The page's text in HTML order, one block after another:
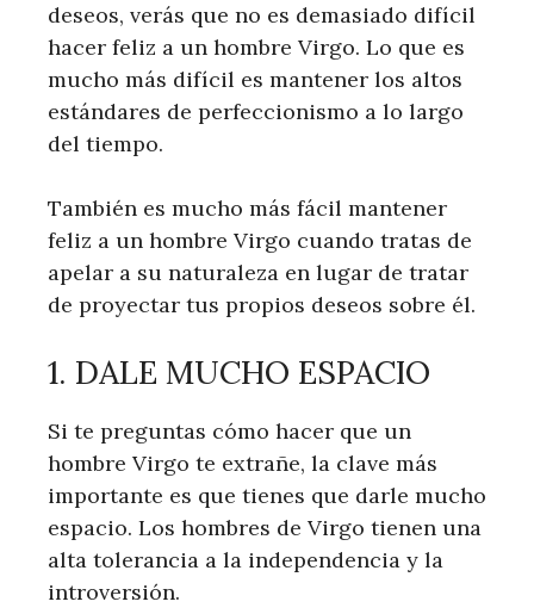
deseos, verás que no es demasiado difícil
hacer feliz a un hombre Virgo. Lo que es
mucho más difícil es mantener los altos
estándares de perfeccionismo a lo largo
del tiempo.
También es mucho más fácil mantener
feliz a un hombre Virgo cuando tratas de
apelar a su naturaleza en lugar de tratar
de proyectar tus propios deseos sobre él.
1. DALE MUCHO ESPACIO
Si te preguntas cómo hacer que un
hombre Virgo te extrañe, la clave más
importante es que tienes que darle mucho
espacio. Los hombres de Virgo tienen una
alta tolerancia a la independencia y la
introversión.